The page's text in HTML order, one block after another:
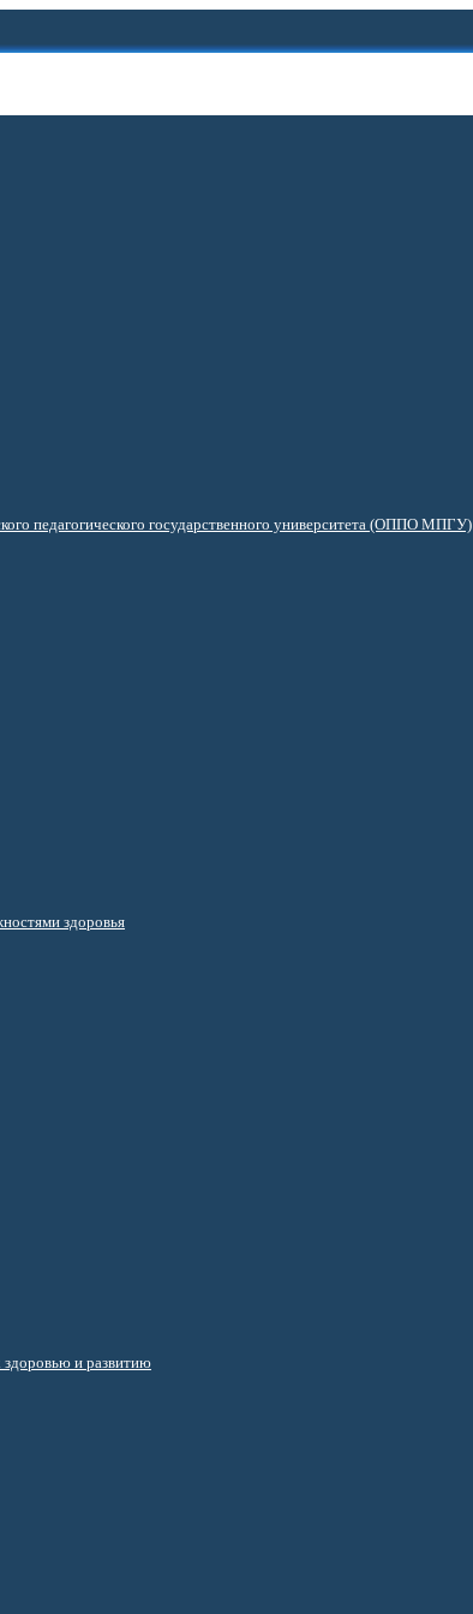
педагогического государственного университета (ОППО МПГУ)
здоровья
и развитию